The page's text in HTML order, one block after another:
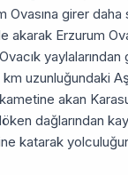
Ovasına girer daha
akarak Erzurum
Ovacık
uzunluğundaki
akan
dağlarından
katarak